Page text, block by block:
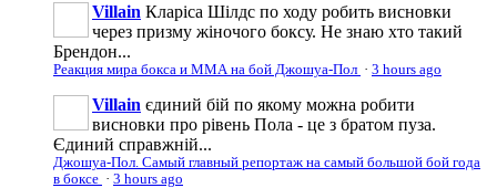
Villain Кларіса Шілдс по ходу робить висновки
через призму жіночого боксу. Не знаю хто такий
Брендон...
Реакция мира бокса и ММА на бой Джошуа-Пол · 3 hours ago
Villain єдиний бій по якому можна робити
висновки про рівень Пола - це з братом пуза.
Єдиний справжній...
Джошуа-Пол. Самый главный репортаж на самый большой бой года
в боксе · 3 hours ago